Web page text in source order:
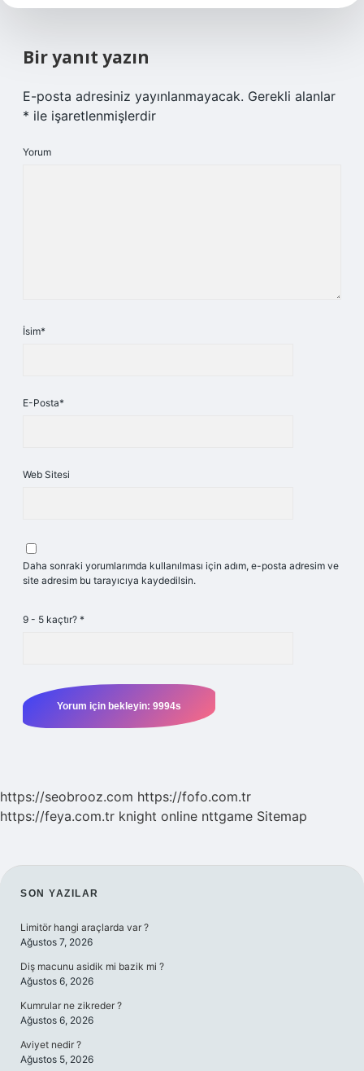
Bir yanıt yazın
E-posta adresiniz yayınlanmayacak. Gerekli alanlar
* ile işaretlenmişlerdir
Yorum
İsim*
E-Posta*
Web Sitesi
Daha sonraki yorumlarımda kullanılması için adım, e-posta adresim ve
site adresim bu tarayıcıya kaydedilsin.
9 - 5 kaçtır? *
https://seobrooz.com https://fofo.com.tr
https://feya.com.tr knight online nttgame Sitemap
SIDEBAR
SON YAZILAR
Limitör hangi araçlarda var ?
Ağustos 7, 2026
Diş macunu asidik mi bazik mi ?
Ağustos 6, 2026
Kumrular ne zikreder ?
Ağustos 6, 2026
Aviyet nedir ?
Ağustos 5, 2026